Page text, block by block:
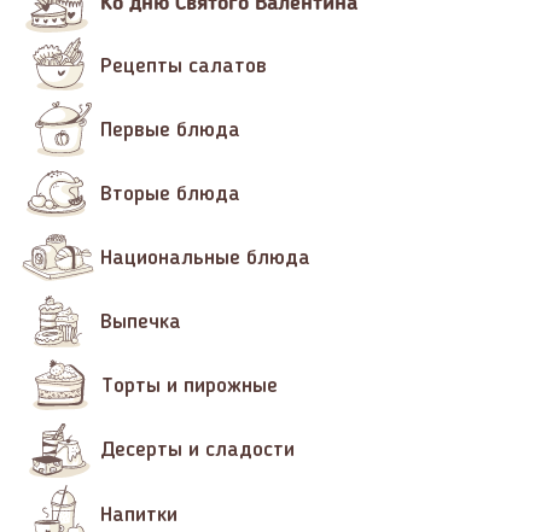
Рецепты салатов
Первые блюда
Вторые блюда
Национальные блюда
Выпечка
Торты и пирожные
Десерты и сладости
Напитки